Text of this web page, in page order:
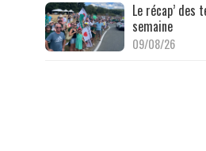
Le récap’
semaine
09/08/26